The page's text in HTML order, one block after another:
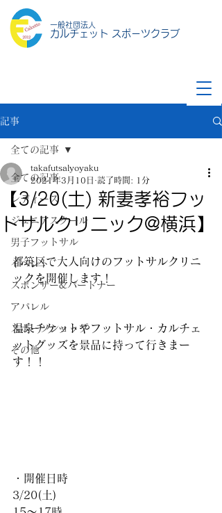
一般社団法人
カルチェット スポーツクラブ
記事
全ての記事
レディース
ジュニアスクール
男子フットサル
イベント
スポンサー&パートナー
アパレル
スポーツショップ
その他
全ての記事
【3/20(土) 新妻孝裕フッ
トサルクリニック@横浜】
takafutsalyoyaku
2021年3月10日 読了時間: 1分
都筑区で大人向けのフットサルクリニ
ックを開催します！
温泉チケットやフットサル・カルチェ
ットグッズを景品に持って行きまー
す！！
・開催日時
3/20(土)